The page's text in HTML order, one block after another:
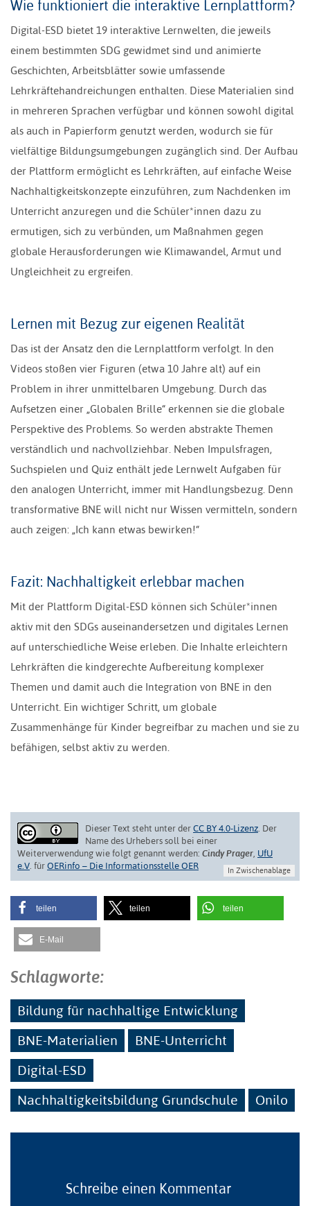
Wie funktioniert die interaktive Lernplattform?
Digital-ESD bietet 19 interaktive Lernwelten, die jeweils
einem bestimmten SDG gewidmet sind und animierte
Geschichten, Arbeitsblätter sowie umfassende
Lehrkräftehandreichungen enthalten. Diese Materialien sind
in mehreren Sprachen verfügbar und können sowohl digital
als auch in Papierform genutzt werden, wodurch sie für
vielfältige Bildungsumgebungen zugänglich sind. Der Aufbau
der Plattform ermöglicht es Lehrkräften, auf einfache Weise
Nachhaltigkeitskonzepte einzuführen, zum Nachdenken im
Unterricht anzuregen und die Schüler*innen dazu zu
ermutigen, sich zu verbünden, um Maßnahmen gegen
globale Herausforderungen wie Klimawandel, Armut und
Ungleichheit zu ergreifen.
Lernen mit Bezug zur eigenen Realität
Das ist der Ansatz den die Lernplattform verfolgt. In den
Videos stoßen vier Figuren (etwa 10 Jahre alt) auf ein
Problem in ihrer unmittelbaren Umgebung. Durch das
Aufsetzen einer „Globalen Brille“ erkennen sie die globale
Perspektive des Problems. So werden abstrakte Themen
verständlich und nachvollziehbar. Neben Impulsfragen,
Suchspielen und Quiz enthält jede Lernwelt Aufgaben für
den analogen Unterricht, immer mit Handlungsbezug. Denn
transformative BNE will nicht nur Wissen vermitteln, sondern
auch zeigen: „Ich kann etwas bewirken!“
Fazit: Nachhaltigkeit erlebbar machen
Mit der Plattform Digital-ESD können sich Schüler*innen
aktiv mit den SDGs auseinandersetzen und digitales Lernen
auf unterschiedliche Weise erleben. Die Inhalte erleichtern
Lehrkräften die kindgerechte Aufbereitung komplexer
Themen und damit auch die Integration von BNE in den
Unterricht. Ein wichtiger Schritt, um globale
Zusammenhänge für Kinder begreifbar zu machen und sie zu
befähigen, selbst aktiv zu werden.
Dieser Text steht unter der CC BY 4.0-Lizenz . Der
Name des Urhebers soll bei einer
Weiterverwendung wie folgt genannt werden: Cindy Prager UfU
e.V . für OERinfo – Die Informationsstelle OER In Zwischenablage
teilen teilen teilen
E-Mail
Schlagworte:
Bildung für nachhaltige Entwicklung
BNE-Materialien
BNE-Unterricht
Digital-ESD
Nachhaltigkeitsbildung Grundschule
Onilo
Schreibe einen Kommentar